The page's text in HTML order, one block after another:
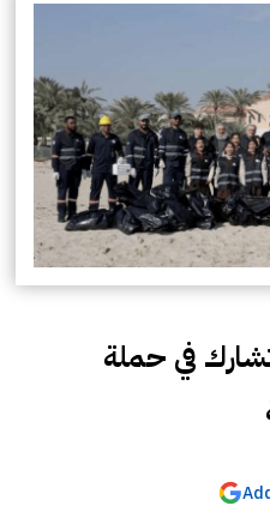
تشارك في حملة